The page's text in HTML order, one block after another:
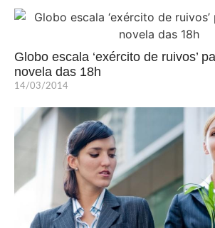
Globo escala ‘exército de ruivos’
novela das 18h
14/03/2014